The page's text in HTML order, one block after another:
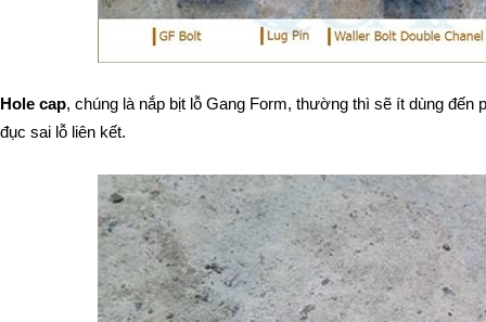
Hole cap, chúng là nắp bịt lỗ Gang Form, thường thì sẽ ít dùng
đục sai lỗ liên kết.